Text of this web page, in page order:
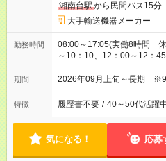
湘南台駅から民間バス15分
大手輸送機器メーカー
勤務時間
08:00～17:05(実働8時間
～10：10、12：00～12：
期間 2026年09月上旬～長期 ※9
特徴 履歴書不要 / 40～50代活躍
気になる！ 応募